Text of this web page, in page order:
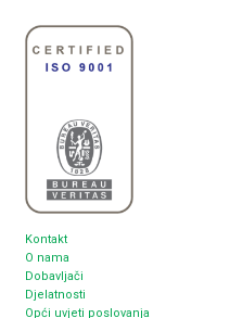
Kontakt
O nama
Dobavljači
Djelatnosti
Opći uvjeti poslovanja